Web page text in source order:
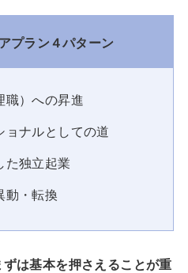
プラン４パターン
職）への昇進
ョナルとしての道
た独立起業
動・転換
は基本を押さえることが重